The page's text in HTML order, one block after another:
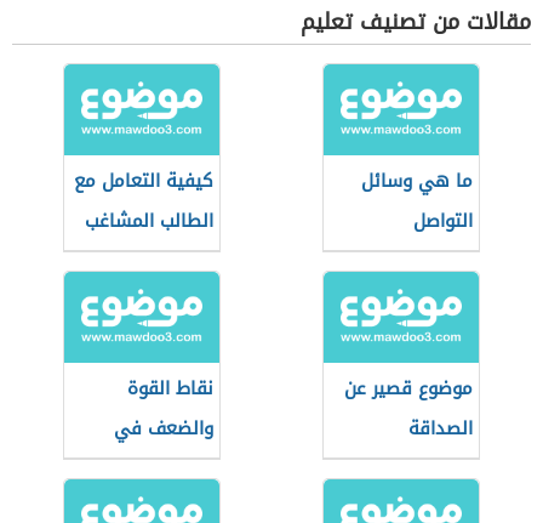
مقالات من تصنيف تعليم
ما هي وسائل
التواصل
كيفية التعامل مع
الطالب المشاغب
موضوع قصير عن
الصداقة
نقاط القوة
والضعف في
الشخصية